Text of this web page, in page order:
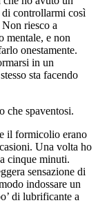
di controllarmi così
riesco a
mentale, e non
onestamente.
in un
sta facendo
che spaventosi.
il formicolio erano
Una volta ho
cinque minuti.
sensazione di
indossare un
di lubrificante a